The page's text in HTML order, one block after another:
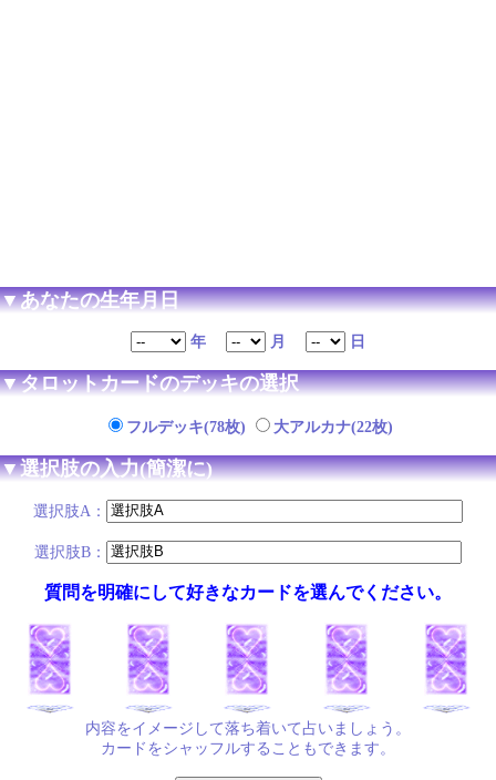
▼あなたの生年月日
年 月 日
▼タロットカードのデッキの選択
フルデッキ(78枚) 大アルカナ(22枚)
▼選択肢の入力(簡潔に)
選択肢A：
選択肢B：
質問を明確にして好きなカードを選んでください。
内容をイメージして落ち着いて占いましょう。
カードをシャッフルすることもできます。